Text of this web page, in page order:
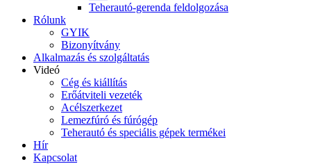
Teherautó-gerenda feldolgozása
Rólunk
GYIK
Bizonyítvány
Alkalmazás és szolgáltatás
Videó
Cég és kiállítás
Erőátviteli vezeték
Acélszerkezet
Lemezfúró és fúrógép
Teherautó és speciális gépek termékei
Hír
Kapcsolat